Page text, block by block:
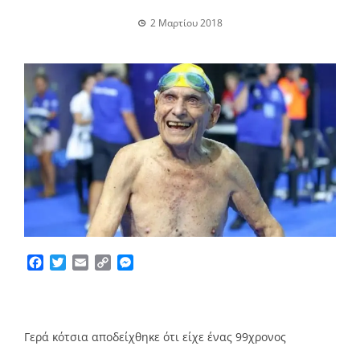
2 Μαρτίου 2018
Facebook
TwitterEmailCopy
Γερά κότσια αποδείχθηκε ότι είχε ένας 99χρονος